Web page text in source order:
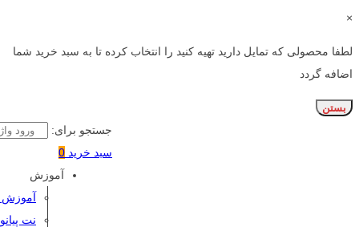
×
لطفا محصولی که تمایل دارید تهیه کنید را انتخاب کرده تا به سبد خرید شما
اضافه گردد
بستن
جستجو برای:
سبد خرید 0
آموزش
آموزش
نت پیانو